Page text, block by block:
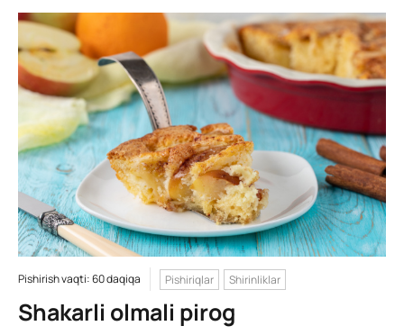
Pishirish vaqti: 60 daqiqa Pishiriqlar Shirinliklar
Shakarli olmali pirog